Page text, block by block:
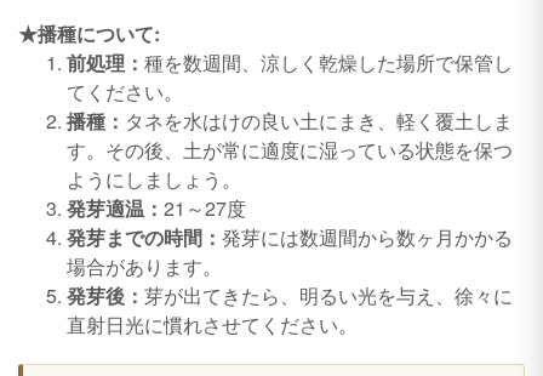
★播種について:
前処理： 種を数週間、涼しく乾燥した場所で保管し
てください。
播種： タネを水はけの良い土にまき、軽く覆土しま
す。その後、土が常に適度に湿っている状態を保つ
ようにしましょう。
発芽適温： 21～27度
発芽までの時間： 発芽には数週間から数ヶ月かかる
場合があります。
発芽後： 芽が出てきたら、明るい光を与え、徐々に
直射日光に慣れさせてください。